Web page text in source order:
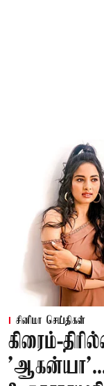
சினிமா செய்திகள்
கிரைம்-
'ஆகன்யா'...